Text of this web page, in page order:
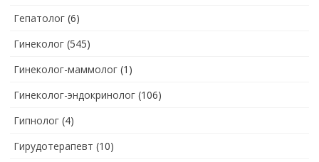
Гепатолог (6)
Гинеколог (545)
Гинеколог-маммолог (1)
Гинеколог-эндокринолог (106)
Гипнолог (4)
Гирудотерапевт (10)